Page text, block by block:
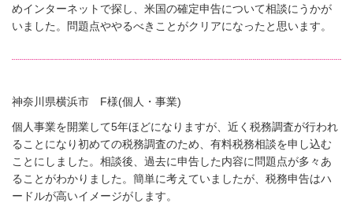
めインターネットで探し、米国の確定申告について相談にうかが
いました。問題点ややるべきことがクリアになったと思います。
神奈川県横浜市 F様(個人・事業)
個人事業を開業して5年ほどになりますが、近く税務調査が行われ
ることになり初めての税務調査のため、有料税務相談を申し込む
ことにしました。相談後、過去に申告した内容に問題点が多々あ
ることがわかりました。簡単に考えていましたが、税務申告はハ
ードルが高いイメージがします。